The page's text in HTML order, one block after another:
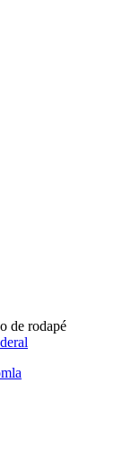
de rodapé